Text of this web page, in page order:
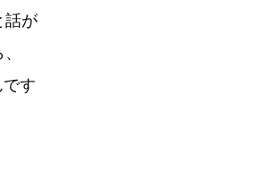
話が
す